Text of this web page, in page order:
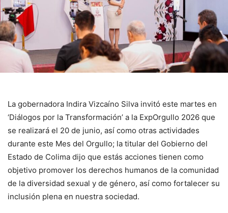
La gobernadora Indira Vizcaíno Silva invitó este martes en
‘Diálogos por la Transformación’ a la ExpOrgullo 2026 que
se realizará el 20 de junio, así como otras actividades
durante este Mes del Orgullo; la titular del Gobierno del
Estado de Colima dijo que estás acciones tienen como
objetivo promover los derechos humanos de la comunidad
de la diversidad sexual y de género, así como fortalecer su
inclusión plena en nuestra sociedad.